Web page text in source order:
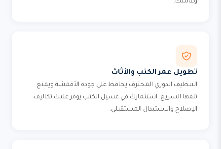
وعائلتك.
تطويل عمر الكنب والأثاث
التنظيف الدوري المحترف يحافظ على جودة الأقمشة ويمنع
تلفها السريع. استثمارك في غسيل الكنب يوفر عليك تكاليف
الإصلاح والاستبدال المستقبلي.